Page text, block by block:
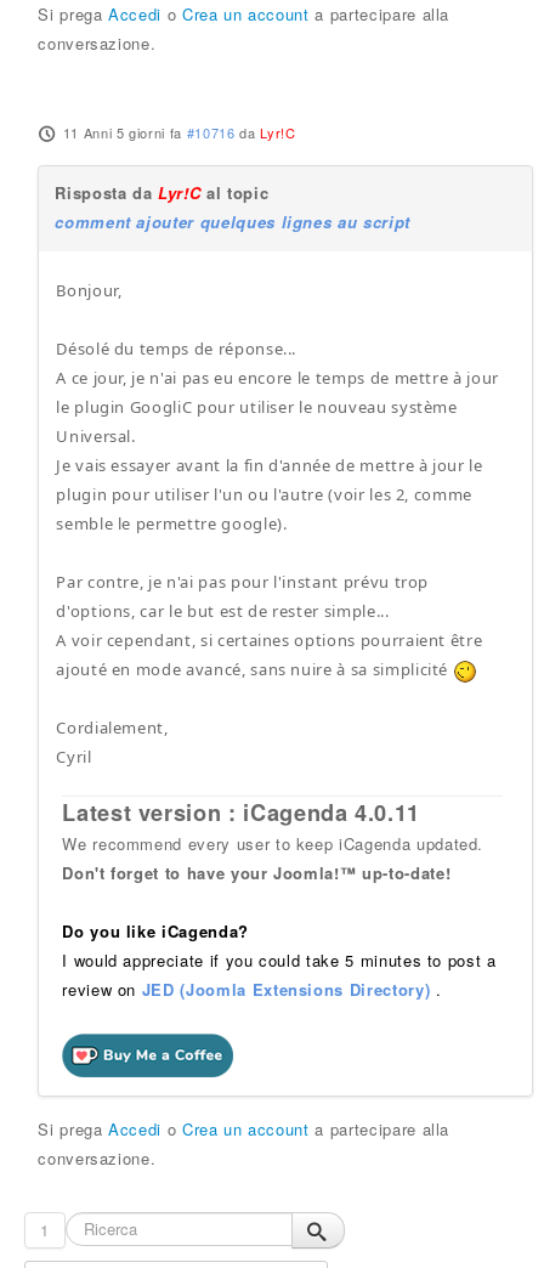
Si pregaAccedi o Crea un account a partecipare alla
conversazione.
11 Anni 5 giorni fa #10716 daLyr!C
Risposta daLyr!Cal topic
comment ajouter quelques lignes au script
Bonjour,
Désolé du temps de réponse...
A ce jour, je n'ai pas eu encore le temps de mettre à jour
le plugin GoogliC pour utiliser le nouveau système
Universal.
Je vais essayer avant la fin d'année de mettre à jour le
plugin pour utiliser l'un ou l'autre (voir les 2, comme
semble le permettre google).
Par contre, je n'ai pas pour l'instant prévu trop
d'options, car le but est de rester simple...
A voir cependant, si certaines options pourraient être
ajouté en mode avancé, sans nuire à sa simplicité
Cordialement,
Cyril
Latest version : iCagenda 4.0.11
We recommend every user to keep iCagenda updated.
Don't forget to have your Joomla!™ up-to-date!
Do you like iCagenda?
I would appreciate if you could take 5 minutes to post a
review on JED (Joomla Extensions Directory) .
Si pregaAccedi o Crea un account a partecipare alla
conversazione.
1